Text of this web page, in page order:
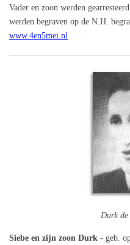
Vader en zoon werden
werden begraven op de N.H.
www.4en5mei.nl
Durk de
Siebe en zijn zoon Durk - geb.